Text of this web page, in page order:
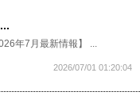
年7月最新情報】 ...
2026/07/01 01:20:04